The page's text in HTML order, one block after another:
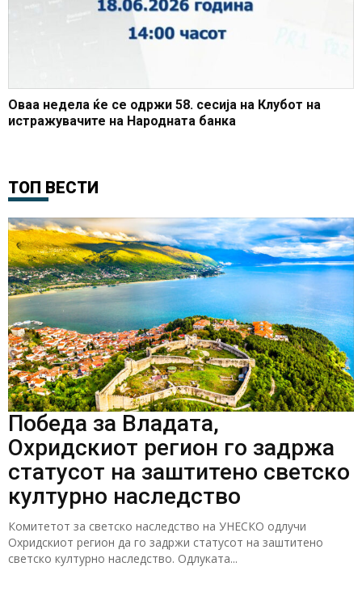
Оваа недела ќе се одржи 58. сесија на Клубот на
истражувачите на Народната банка
ТОП ВЕСТИ
Победа за Владата,
Охридскиот регион го задржа
статусот на заштитено светско
културно наследство
Комитетот за светско наследство на УНЕСКО одлучи
Охридскиот регион да го задржи статусот на заштитено
светско културно наследство. Одлуката...